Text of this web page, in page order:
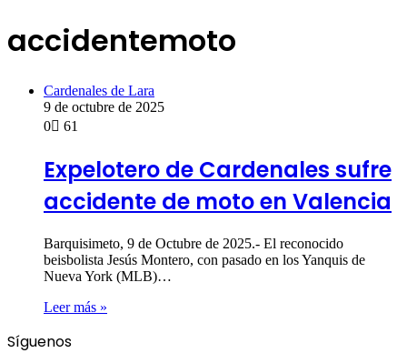
accidentemoto
Cardenales de Lara
9 de octubre de 2025
0
61
Expelotero de Cardenales sufre
accidente de moto en Valencia
Barquisimeto, 9 de Octubre de 2025.- El reconocido
beisbolista Jesús Montero, con pasado en los Yanquis de
Nueva York (MLB)…
Leer más »
Síguenos